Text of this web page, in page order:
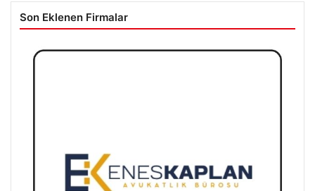
Son Eklenen Firmalar